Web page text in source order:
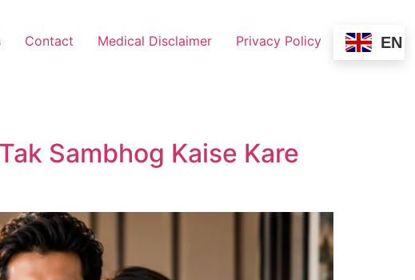
Contact Medical Disclaimer Privacy Policy EN
Sambhog Kaise Kare